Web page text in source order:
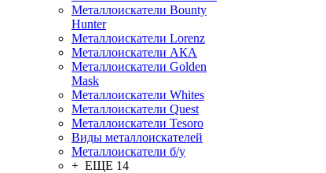
Металлоискатели Bounty
Hunter
Металлоискатели Lorenz
Металлоискатели АКА
Металлоискатели Golden
Mask
Металлоискатели Whites
Металлоискатели Quest
Металлоискатели Tesoro
Виды металлоискателей
Металлоискатели б/у
+ ЕЩЕ 14